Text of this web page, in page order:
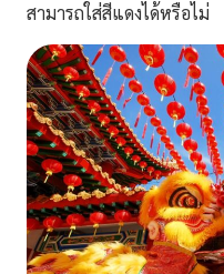
สามารถใส่สีแดงได้หรือไม่